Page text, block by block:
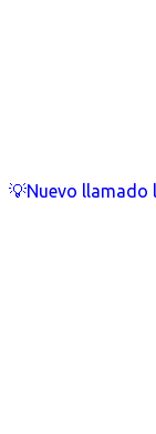
💡Nuevo llamado